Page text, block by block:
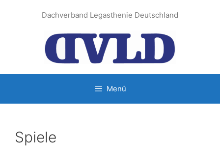
Dachverband Legasthenie Deutschland
Menü
Spiele